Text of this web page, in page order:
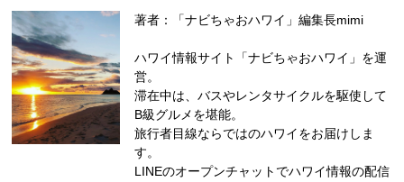
著者：「ナビちゃおハワイ」編集長mimi
ハワイ情報サイト「ナビちゃおハワイ」を運
営。
滞在中は、バスやレンタサイクルを駆使して
B級グルメを堪能。
旅行者目線ならではのハワイをお届けしま
す。
LINEのオープンチャットでハワイ情報の配信